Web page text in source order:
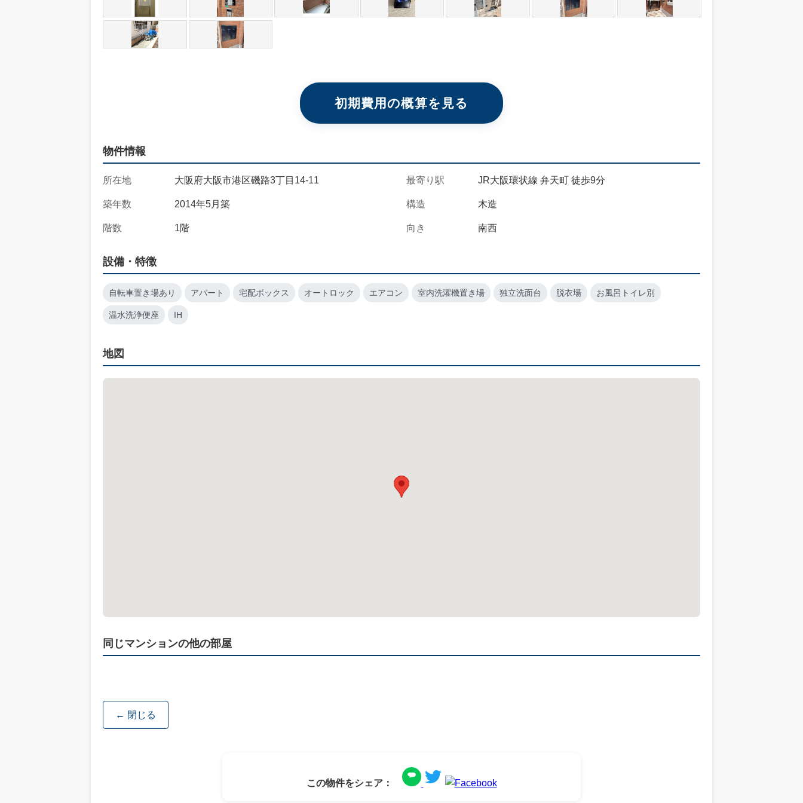
初期費用の概算を見る
物件情報
所在地 大阪府大阪市港区磯路3丁目14-11 最寄り駅 JR大阪環状線 弁天町 徒歩9分
築年数 2014年5月築 構造 木造
階数 1階 向き 南西
設備・特徴
自転車置き場あり アパート 宅配ボックス オートロック エアコン 室内洗濯機置き場 独立洗面台 脱衣場 お風呂トイレ別
温水洗浄便座 IH
地図
同じマンションの他の部屋
← 閉じる
この物件をシェア：